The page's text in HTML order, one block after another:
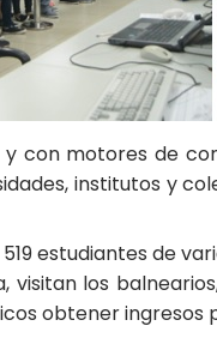
con motores de
institutos y
519 estudiantes de
visitan los
obtener ingresos